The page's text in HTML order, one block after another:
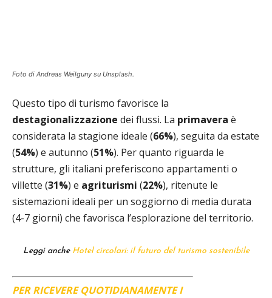
Foto di Andreas Weilguny su Unsplash.
Questo tipo di turismo favorisce la
destagionalizzazione dei flussi. La primavera è
considerata la stagione ideale (66%), seguita da estate
(54%) e autunno (51%). Per quanto riguarda le
strutture, gli italiani preferiscono appartamenti o
villette (31%) e agriturismi (22%), ritenute le
sistemazioni ideali per un soggiorno di media durata
(4-7 giorni) che favorisca l’esplorazione del territorio.
Leggi anche Hotel circolari: il futuro del turismo sostenibile
PER RICEVERE QUOTIDIANAMENTE I